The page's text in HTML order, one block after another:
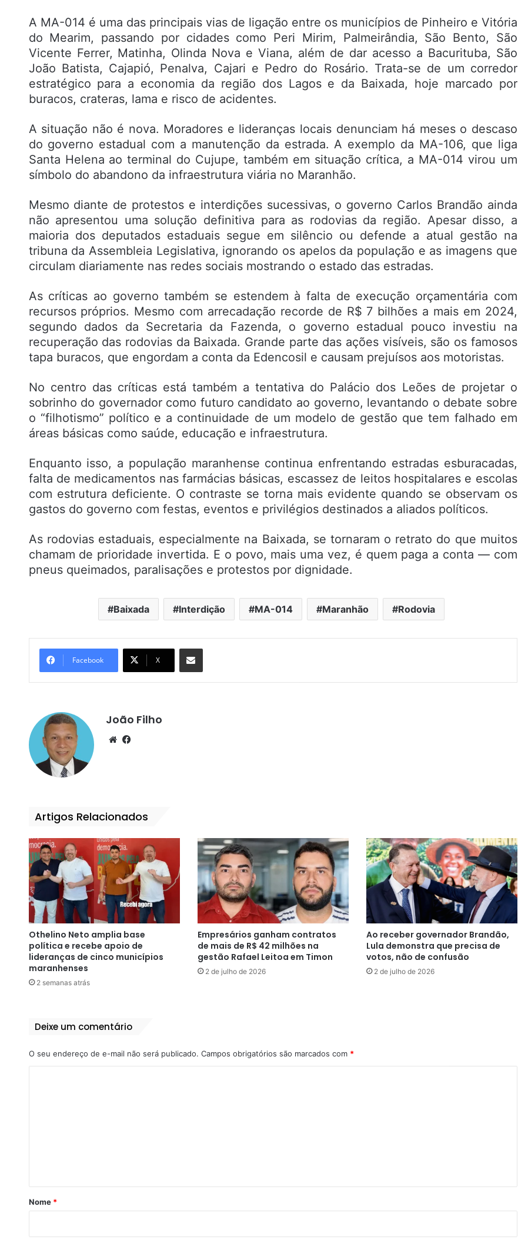
A MA-014 é uma das principais vias de ligação entre os municípios de Pinheiro e Vitória
do Mearim, passando por cidades como Peri Mirim, Palmeirândia, São Bento, São
Vicente Ferrer, Matinha, Olinda Nova e Viana, além de dar acesso a Bacurituba, São
João Batista, Cajapió, Penalva, Cajari e Pedro do Rosário. Trata-se de um corredor
estratégico para a economia da região dos Lagos e da Baixada, hoje marcado por
buracos, crateras, lama e risco de acidentes.
A situação não é nova. Moradores e lideranças locais denunciam há meses o descaso
do governo estadual com a manutenção da estrada. A exemplo da MA-106, que liga
Santa Helena ao terminal do Cujupe, também em situação crítica, a MA-014 virou um
símbolo do abandono da infraestrutura viária no Maranhão.
Mesmo diante de protestos e interdições sucessivas, o governo Carlos Brandão ainda
não apresentou uma solução definitiva para as rodovias da região. Apesar disso, a
maioria dos deputados estaduais segue em silêncio ou defende a atual gestão na
tribuna da Assembleia Legislativa, ignorando os apelos da população e as imagens que
circulam diariamente nas redes sociais mostrando o estado das estradas.
As críticas ao governo também se estendem à falta de execução orçamentária com
recursos próprios. Mesmo com arrecadação recorde de R$ 7 bilhões a mais em 2024,
segundo dados da Secretaria da Fazenda, o governo estadual pouco investiu na
recuperação das rodovias da Baixada. Grande parte das ações visíveis, são os famosos
tapa buracos, que engordam a conta da Edencosil e causam prejuísos aos motoristas.
No centro das críticas está também a tentativa do Palácio dos Leões de projetar o
sobrinho do governador como futuro candidato ao governo, levantando o debate sobre
o “filhotismo” político e a continuidade de um modelo de gestão que tem falhado em
áreas básicas como saúde, educação e infraestrutura.
Enquanto isso, a população maranhense continua enfrentando estradas esburacadas,
falta de medicamentos nas farmácias básicas, escassez de leitos hospitalares e escolas
com estrutura deficiente. O contraste se torna mais evidente quando se observam os
gastos do governo com festas, eventos e privilégios destinados a aliados políticos.
As rodovias estaduais, especialmente na Baixada, se tornaram o retrato do que muitos
chamam de prioridade invertida. E o povo, mais uma vez, é quem paga a conta — com
pneus queimados, paralisações e protestos por dignidade.
Baixada Interdição MA-014 Maranhão Rodovia
Facebook X
Compartilhar por e-mail
João Filho
We
Artigos Relacionados
Othelino Neto amplia base
política e recebe apoio de
lideranças de cinco municípios
maranhenses
2 semanas atrás
Empresários ganham contratos
de mais de R$ 42 milhões na
gestão Rafael Leitoa em Timon
2 de julho de 2026
Ao receber governador Brandão,
Lula demonstra que precisa de
votos, não de confusão
2 de julho de 2026
Deixe um comentário
O seu endereço de e-mail não será publicado. Campos obrigatórios são marcados com *
rNome *